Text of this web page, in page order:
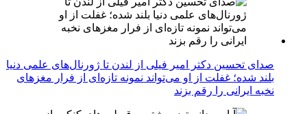
صدای تحسین دکتر امیر فیلی از لندن تا ژورنال‌های علمی دنیا
بلند شده؛ غفلت از او می‌تواند نمونه تازه‌ای از فرار مغزهای
نخبه ایرانی را رقم بزند